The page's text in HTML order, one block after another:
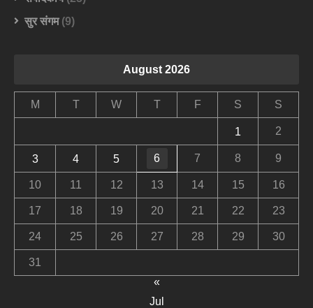
सुर संगम(9)
August 2026
M T W T F S S
1 2
3 4 5 6 7 8 9
10 11 12 13 14 15 16
17 18 19 20 21 22 23
24 25 26 27 28 29 30
31
«
Jul